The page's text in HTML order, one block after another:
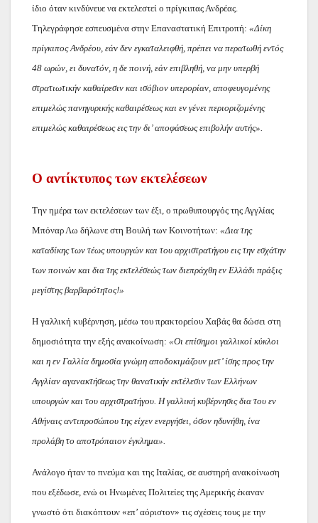
ίδιο όταν κινδύνευε να εκτελεστεί ο πρίγκιπας Ανδρέας.
Τηλεγράφησε εσπευσμένα στην Επαναστατική Επιτροπή: «Δίκη
πρίγκιπος Ανδρέου, εάν δεν εγκαταλειφθή, πρέπει να περατωθή εντός
48 ωρών, ει δυνατόν, η δε ποινή, εάν επιβληθή, να μην υπερβή
στρατιωτικήν καθαίρεσιν και ισόβιον υπερορίαν, αποφευγομένης
επιμελώς πανηγυρικής καθαιρέσεως και εν γένει περιοριζομένης
επιμελώς καθαιρέσεως εις την δι’ αποφάσεως επιβολήν αυτής».
Ο αντίκτυπος των εκτελέσεων
Την ημέρα των εκτελέσεων των έξι, ο πρωθυπουργός της Αγγλίας
Μπόναρ Λω δήλωνε στη Βουλή των Κοινοτήτων: «Δια της
καταδίκης των τέως υπουργών και του αρχιστρατήγου εις την εσχάτην
των ποινών και δια της εκτελέσεώς των διεπράχθη εν Ελλάδι πράξις
μεγίστης βαρβαρότητος!»
Η γαλλική κυβέρνηση, μέσω του πρακτορείου Χαβάς θα δώσει στη
δημοσιότητα την εξής ανακοίνωση: «Οι επίσημοι γαλλικοί κύκλοι
και η εν Γαλλία δημοσία γνώμη αποδοκιμάζουν μετ’ ίσης προς την
Αγγλίαν αγανακτήσεως την θανατικήν εκτέλεσιν των Ελλήνων
υπουργών και του αρχιστρατήγου. Η γαλλική κυβέρνησις δια του εν
Αθήναις αντιπροσώπου της είχεν ενεργήσει, όσον ηδυνήθη, ίνα
προλάβη το αποτρόπαιον έγκλημα».
Ανάλογο ήταν το πνεύμα και της Ιταλίας, σε αυστηρή ανακοίνωση
που εξέδωσε, ενώ οι Ηνωμένες Πολιτείες της Αμερικής έκαναν
γνωστό ότι διακόπτουν «επ’ αόριστον» τις σχέσεις τους με την